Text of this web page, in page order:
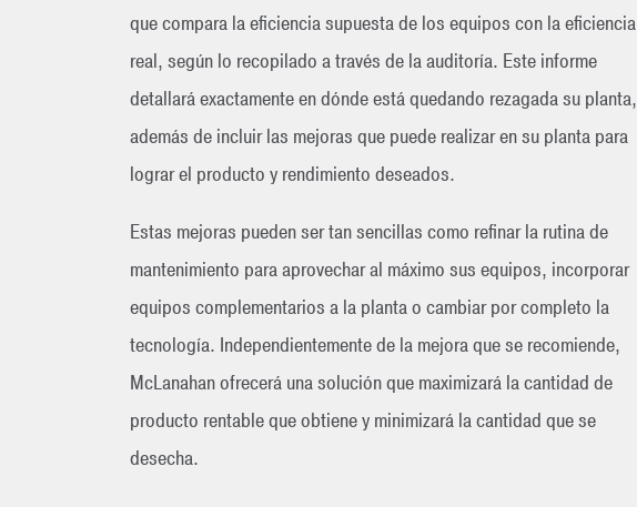
que compara la eficiencia supuesta de los equipos con la eficiencia
real, según lo recopilado a través de la auditoría. Este informe
detallará exactamente en dónde está quedando rezagada su planta,
además de incluir las mejoras que puede realizar en su planta para
lograr el producto y rendimiento deseados.
Estas mejoras pueden ser tan sencillas como refinar la rutina de
mantenimiento para aprovechar al máximo sus equipos, incorporar
equipos complementarios a la planta o cambiar por completo la
tecnología. Independientemente de la mejora que se recomiende,
McLanahan ofrecerá una solución que maximizará la cantidad de
producto rentable que obtiene y minimizará la cantidad que se
desecha.